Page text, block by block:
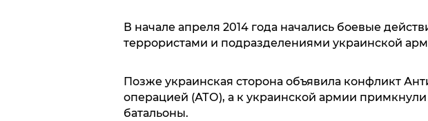
В начале апреля 2014 года начались боевые
террористами и подразделениями украинской
Позже украинская сторона объявила конфликт
операцией (АТО), а к украинской армии
батальоны.